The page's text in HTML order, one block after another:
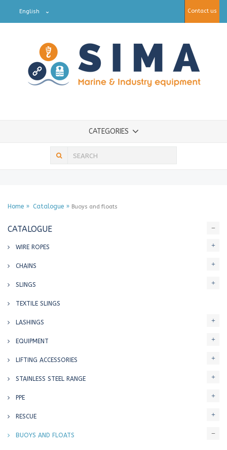
English Contact us
CATEGORIES
Home Catalogue Buoys and floats
CATALOGUE
WIRE ROPES
CHAINS
SLINGS
TEXTILE SLINGS
LASHINGS
EQUIPMENT
LIFTING ACCESSORIES
STAINLESS STEEL RANGE
PPE
RESCUE
BUOYS AND FLOATS